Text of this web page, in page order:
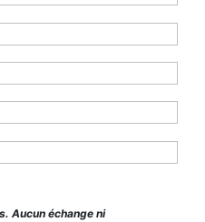
Aucun échange ni